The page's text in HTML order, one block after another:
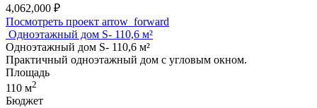
4,062,000 ₽
Посмотреть проект arrow_forward
Одноэтажный дом S- 110,6 м²
Одноэтажный дом S- 110,6 м²
Практичный одноэтажный дом с угловым окном.
Площадь
110 м2
Бюджет